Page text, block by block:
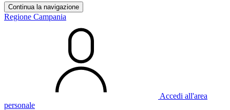
Continua la navigazione
Regione Campania
Accedi all'area
personale